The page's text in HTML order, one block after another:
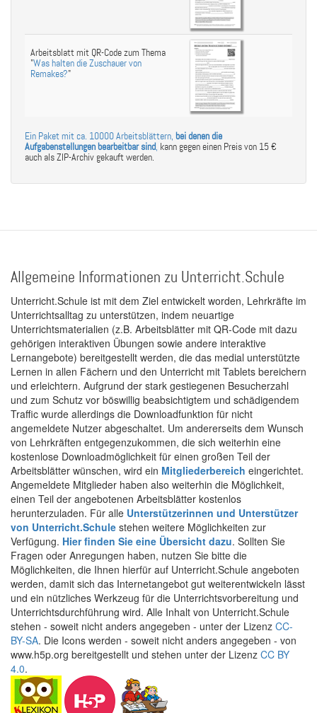
Arbeitsblatt mit QR-Code zum Thema
"Was halten die Zuschauer von
Remakes?"
Ein Paket mit ca. 10000 Arbeitsblättern, bei denen die
Aufgabenstellungen bearbeitbar sind, kann gegen einen Preis von 15 €
auch als ZIP-Archiv gekauft werden.
Allgemeine Informationen zu Unterricht.Schule
Unterricht.Schule ist mit dem Ziel entwickelt worden, Lehrkräfte im
Unterrichtsalltag zu unterstützen, indem neuartige
Unterrichtsmaterialien (z.B. Arbeitsblätter mit QR-Code mit dazu
gehörigen interaktiven Übungen sowie andere interaktive
Lernangebote) bereitgestellt werden, die das medial unterstützte
Lernen in allen Fächern und den Unterricht mit Tablets bereichern
und erleichtern. Aufgrund der stark gestiegenen Besucherzahl
und zum Schutz vor böswillig beabsichtigtem und schädigendem
Traffic wurde allerdings die Downloadfunktion für nicht
angemeldete Nutzer abgeschaltet. Um andererseits dem Wunsch
von Lehrkräften entgegenzukommen, die sich weiterhin eine
kostenlose Downloadmöglichkeit für einen großen Teil der
Arbeitsblätter wünschen, wird ein Mitgliederbereich eingerichtet.
Angemeldete Mitglieder haben also weiterhin die Möglichkeit,
einen Teil der angebotenen Arbeitsblätter kostenlos
herunterzuladen. Für alle Unterstützerinnen und Unterstützer
von Unterricht.Schule stehen weitere Möglichkeiten zur
Verfügung. Hier finden Sie eine Übersicht dazu. Sollten Sie
Fragen oder Anregungen haben, nutzen Sie bitte die
Möglichkeiten, die Ihnen hierfür auf Unterricht.Schule angeboten
werden, damit sich das Internetangebot gut weiterentwickeln lässt
und ein nützliches Werkzeug für die Unterrichtsvorbereitung und
Unterrichtsdurchführung wird. Alle Inhalt von Unterricht.Schule
stehen - soweit nicht anders angegeben - unter der Lizenz CC-
BY-SA. Die Icons werden - soweit nicht anders angegeben - von
www.h5p.org bereitgestellt und stehen unter der Lizenz CC BY
4.0.